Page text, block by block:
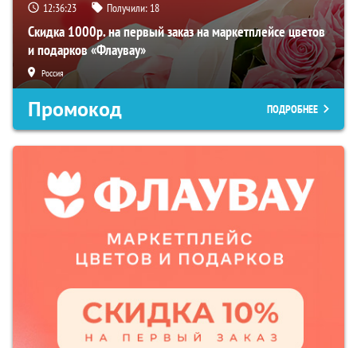
12:36:22 Получили: 18
Скидка 1000р. на первый заказ на маркетплейсе цветов
и подарков «Флаувау»
Россия
Промокод ПОДРОБНЕЕ